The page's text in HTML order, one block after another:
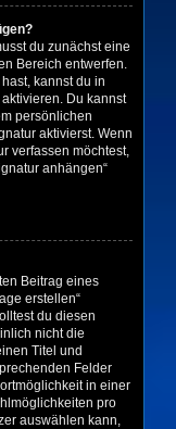
du zunächst eine
Bereich entwerfen.
kannst du in
Du kannst
persönlichen
aktivierst. Wenn
verfassen möchtest,
anhängen“
Beitrag eines
erstellen“
du diesen
nicht die
Titel und
Felder
in einer
pro
auswählen kann,